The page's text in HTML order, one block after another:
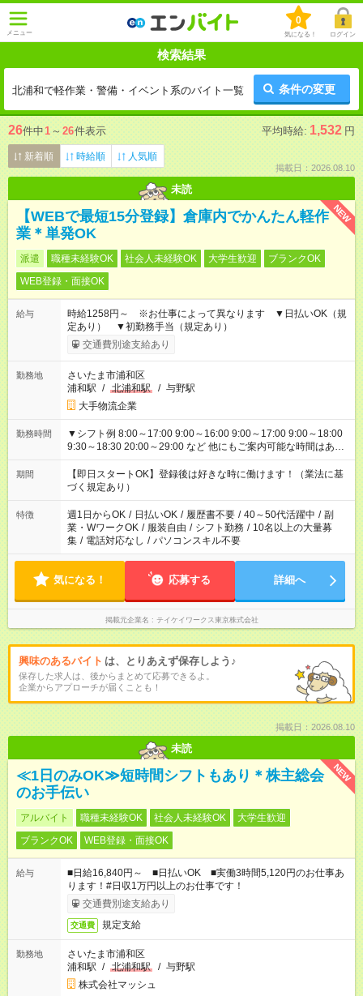
メニュー
0
気になる！ ログイン
検索結果
北浦和で軽作業・警備・イベント系のバイト一覧 条件の変更
26件中1 ～ 26件表示 平均時給: 1,532 円
新着順 時給順 人気順
掲載日：2026.08.10
未読
NEW
【WEBで最短15分登録】倉庫内でかんたん軽作
業＊単発OK
派遣 職種未経験OK 社会人未経験OK 大学生歓迎
ブランクOK
WEB登録・面接OK
給与
時給1258円～ ※お仕事によって異なります ▼日払いOK（規
定あり） ▼初勤務手当（規定あり）
交通費別途支給あり
勤務地
さいたま市浦和区
浦和駅 / 北浦和駅 / 与野駅
大手物流企業
勤務時間
▼シフト例 8:00～17:00 9:00～16:00 9:00～17:00 9:00～18:00
9:30～18:30 20:00～29:00 など 他にもご案内可能な時間はあり
ます！ ご希望の勤務時間を教えてください＾＾
期間
【即日スタートOK】登録後は好きな時に働けます！（業法に基
づく規定あり）
特徴 週1日からOK / 日払いOK / 履歴書不要 / 40～50代活躍中 / 副
業・WワークOK / 服装自由 / シフト勤務 / 10名以上の大量募
集 / 電話対応なし / パソコンスキル不要
気になる！ 応募する 詳細へ
掲載元企業名 テイケイワークス東京株式会社
興味のあるバイト は、とりあえず保存しよう♪
保存した求人は、後からまとめて応募できるよ。
企業からアプローチが届くことも！
掲載日：2026.08.10
未読
NEW
≪1日のみOK≫短時間シフトもあり＊株主総会
のお手伝い
アルバイト 職種未経験OK 社会人未経験OK
大学生歓迎
ブランクOK
WEB登録・面接OK
給与
■日給16,840円～ ■日払いOK ■実働3時間5,120円のお仕事あ
ります！#日収1万円以上のお仕事です！
交通費別途支給あり
交通費 規定支給
勤務地
さいたま市浦和区
浦和駅 / 北浦和駅 / 与野駅
株式会社マッシュ